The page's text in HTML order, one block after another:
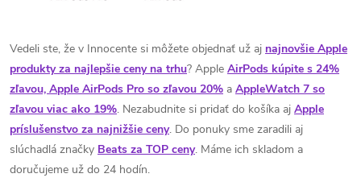
Vedeli ste, že v Innocente si môžete objednať už aj najnovšie Apple
produkty za najlepšie ceny na trhu? Apple AirPods kúpite s 24%
zľavou, Apple AirPods Pro so zľavou 20% a AppleWatch 7 so
zľavou viac ako 19%. Nezabudnite si pridať do košíka aj Apple
príslušenstvo za najnižšie ceny. Do ponuky sme zaradili aj
slúchadlá značky Beats za TOP ceny. Máme ich skladom a
doručujeme už do 24 hodín.